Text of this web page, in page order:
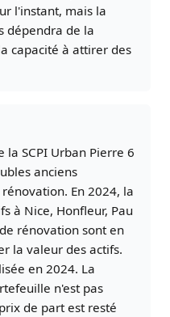
l'instant, mais la
dépendra de la
capacité à attirer des
SCPI Urban Pierre 6
anciens
En 2024, la
à Nice, Honfleur, Pau
rénovation sont en
la valeur des actifs.
en 2024. La
n'est pas
de part est resté